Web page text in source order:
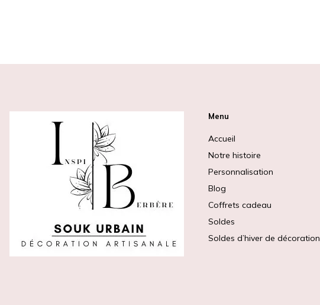
Menu
Accueil
Notre histoire
Personnalisation
Blog
Coffrets cadeau
Soldes
Soldes d’hiver de décoration